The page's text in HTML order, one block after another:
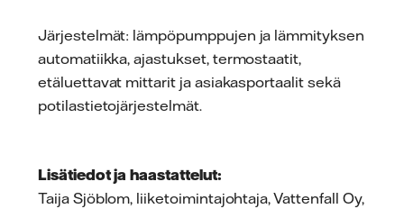
Järjestelmät: lämpöpumppujen ja lämmityksen
automatiikka, ajastukset, termostaatit,
etäluettavat mittarit ja asiakasportaalit sekä
potilastietojärjestelmät.
Lisätiedot ja haastattelut:
Taija Sjöblom, liiketoimintajohtaja, Vattenfall Oy,